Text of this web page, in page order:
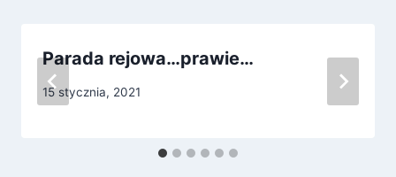
Parada rejowa…prawie…
15 stycznia, 2021